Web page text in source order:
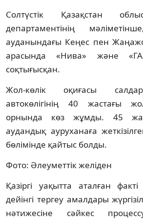
Солтүстік Қазақстан
департаментінің
ауданындағы Кеңес пен
арасында «Нива» және
соқтығысқан.
Жол-көлік оқиғасы
автокөлігінің 40 жастағы
орнында көз жұмды. 45
аудандық ауруханаға
бөлімінде қайтыс болды.
Фото: Әлеуметтік желіден
Қазіргі уақытта аталған
дейінгі тергеу амалдары
нәтижесіне сәйкес